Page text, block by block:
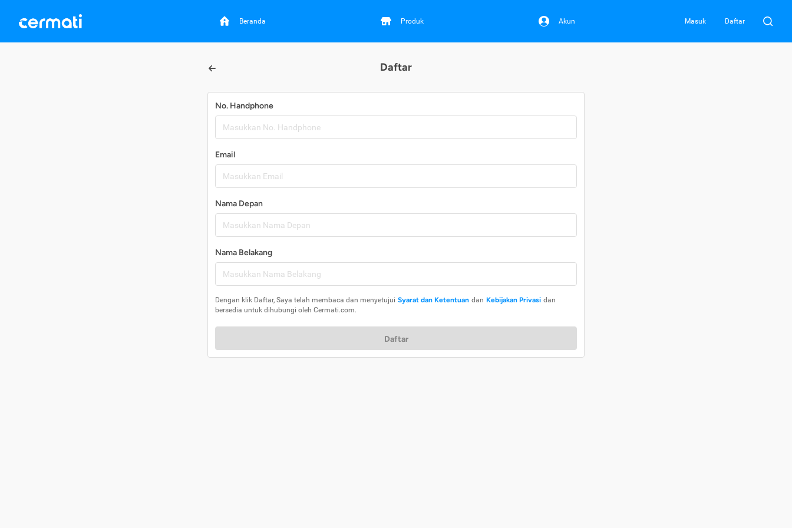
Beranda Produk Akun Masuk Daftar
Daftar
No. Handphone
Email
Nama Depan
Nama Belakang
Dengan klik Daftar, Saya telah membaca dan menyetujui Syarat dan Ketentuan dan Kebijakan Privasi dan
bersedia untuk dihubungi oleh Cermati.com.
Daftar